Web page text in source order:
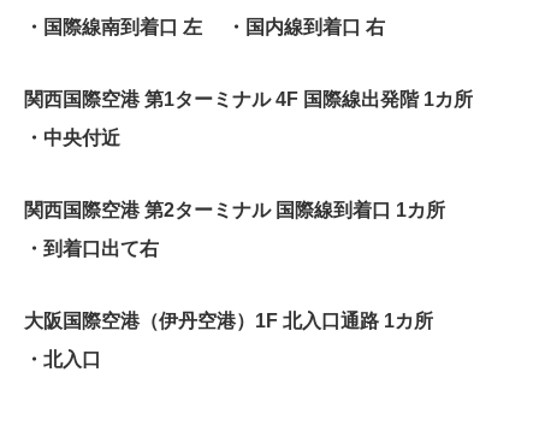
・国際線南到着口 左 ・国内線到着口 右
関西国際空港 第1ターミナル 4F 国際線出発階 1カ所
・中央付近
関西国際空港 第2ターミナル 国際線到着口 1カ所
・到着口出て右
大阪国際空港（伊丹空港）1F 北入口通路 1カ所
・北入口